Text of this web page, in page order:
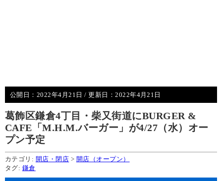
公開日： 2022年4月21日 / 更新日：2022年4月21日
葛飾区鎌倉4丁目・柴又街道にBURGER &
CAFE「M.H.M.バーガー」が4/27（水）オー
プン予定
カテゴリ: 開店・閉店 > 開店（オープン）
タグ: 鎌倉